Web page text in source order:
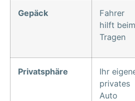
Gepäck
Fahrer
hilft beim
Tragen
Privatsphäre
Ihr
privates
Auto